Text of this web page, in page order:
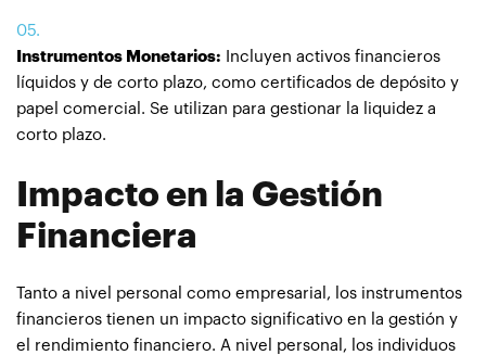
Instrumentos Monetarios: Incluyen activos financieros
líquidos y de corto plazo, como certificados de depósito y
papel comercial. Se utilizan para gestionar la liquidez a
corto plazo.
Impacto en la Gestión
Financiera
Tanto a nivel personal como empresarial, los instrumentos
financieros tienen un impacto significativo en la gestión y
el rendimiento financiero. A nivel personal, los individuos